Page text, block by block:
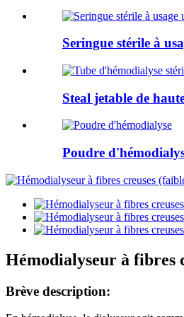
Seringue stérile à
Steal jetable de
Poudre
Hémodialyseur à fibres
Brève description: